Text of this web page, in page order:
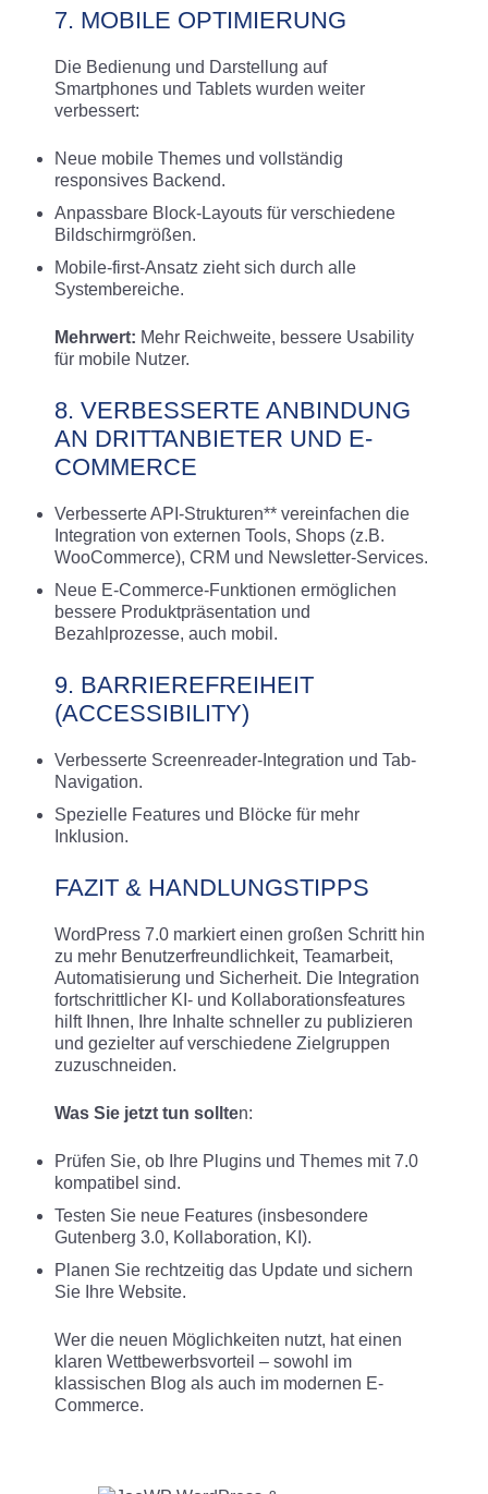
7. MOBILE OPTIMIERUNG
Die Bedienung und Darstellung auf
Smartphones und Tablets wurden weiter
verbessert:
Neue mobile Themes und vollständig
responsives Backend.
Anpassbare Block-Layouts für verschiedene
Bildschirmgrößen.
Mobile-first-Ansatz zieht sich durch alle
Systembereiche.
Mehrwert: Mehr Reichweite, bessere Usability
für mobile Nutzer.
8. VERBESSERTE ANBINDUNG
AN DRITTANBIETER UND E-
COMMERCE
Verbesserte API-Strukturen** vereinfachen die
Integration von externen Tools, Shops (z.B.
WooCommerce), CRM und Newsletter-Services.
Neue E-Commerce-Funktionen ermöglichen
bessere Produktpräsentation und
Bezahlprozesse, auch mobil .
9. BARRIEREFREIHEIT
(ACCESSIBILITY)
Verbesserte Screenreader-Integration und Tab-
Navigation.
Spezielle Features und Blöcke für mehr
Inklusion.
FAZIT & HANDLUNGSTIPPS
WordPress 7.0 markiert einen großen Schritt hin
zu mehr Benutzerfreundlichkeit, Teamarbeit,
Automatisierung und Sicherheit. Die Integration
fortschrittlicher KI- und Kollaborationsfeatures
hilft Ihnen, Ihre Inhalte schneller zu publizieren
und gezielter auf verschiedene Zielgruppen
zuzuschneiden.
Was Sie jetzt tun sollten:
Prüfen Sie, ob Ihre Plugins und Themes mit 7.0
kompatibel sind.
Testen Sie neue Features (insbesondere
Gutenberg 3.0, Kollaboration, KI).
Planen Sie rechtzeitig das Update und sichern
Sie Ihre Website.
Wer die neuen Möglichkeiten nutzt, hat einen
klaren Wettbewerbsvorteil – sowohl im
klassischen Blog als auch im modernen E-
Commerce.